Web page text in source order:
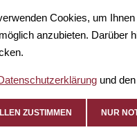
Cookies, um
anzubieten. Darüber
und den
ZUSTIMMEN NUR